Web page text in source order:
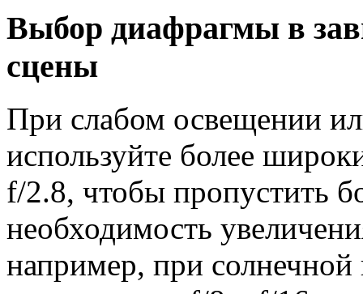
Выбор диафрагмы в
сцены
При слабом освещении
используйте более
f/2.8, чтобы пропустить
необходимость
например, при солнечной